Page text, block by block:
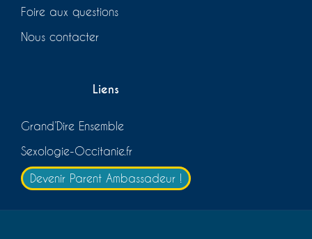
Foire aux questions
Nous contacter
Liens
Grand’Dire Ensemble
Sexologie-Occitanie.fr
Devenir Parent Ambassadeur !